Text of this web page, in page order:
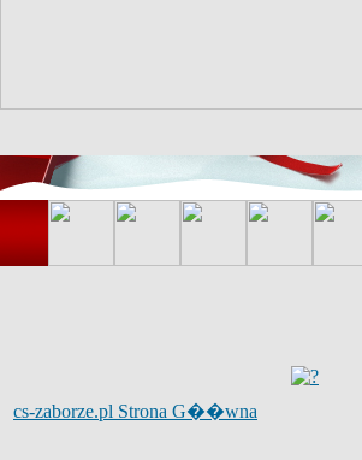
cs-zaborze.pl Strona G��wna